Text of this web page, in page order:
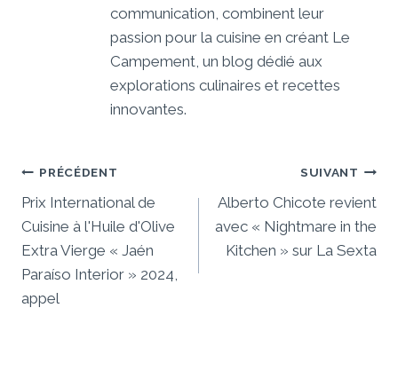
communication, combinent leur
passion pour la cuisine en créant Le
Campement, un blog dédié aux
explorations culinaires et recettes
innovantes.
Navigation
De
L’article
PRÉCÉDENT
Prix ​​International de
Cuisine à l'Huile d'Olive
Extra Vierge « Jaén
Paraíso Interior » 2024,
appel
SUIVANT
Alberto Chicote revient
avec « Nightmare in the
Kitchen » sur La Sexta